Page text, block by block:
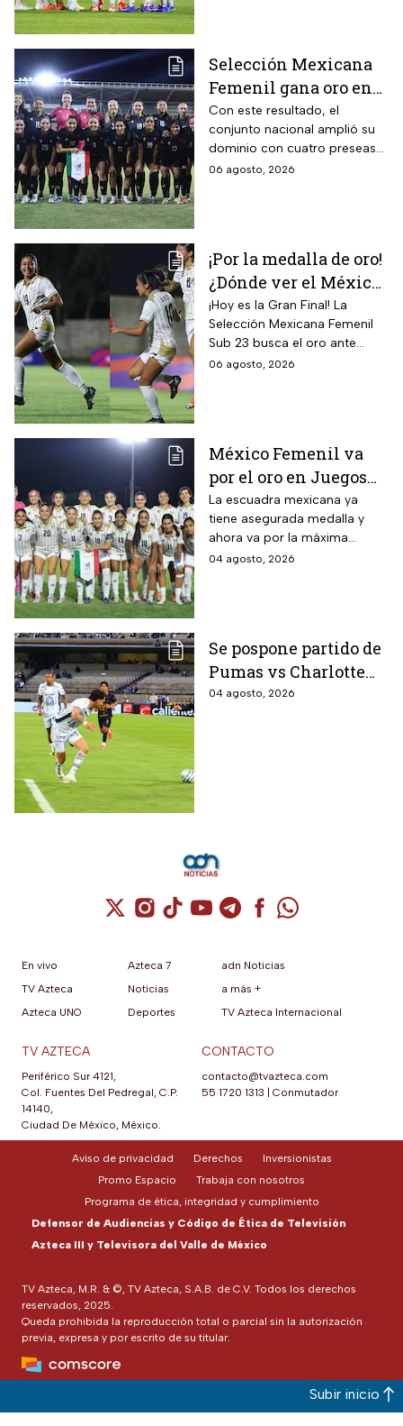
Selección Mexicana
Femenil gana oro en
Juegos
Centroamericanos; el
camino de México a la
gloria
Con este resultado, el
conjunto nacional amplió su
dominio con cuatro preseas
doradas de forma
06 agosto, 2026
¡Por la medalla de oro!
¿Dónde ver el México
vs Colombia Femenil?
Así puedes seguir la
Gran Final EN VIVO
¡Hoy es la Gran Final! La
Selección Mexicana Femenil
Sub 23 busca el oro ante
Colombia en los Juegos
06 agosto, 2026
México Femenil va
por el oro en Juegos
Centroamericanos; ya
conoce a su rival
La escuadra mexicana ya
tiene asegurada medalla y
ahora va por la máxima
presea en los Juegos
04 agosto, 2026
Se pospone partido de
Pumas vs Charlotte
FC en el inicio de la
04 agosto, 2026
Cuenta de X / Twitter (se abre en una
Cuenta de Instagram (se abre en una
Cuenta de TikTok (se abre en
Cuenta de YouTube (se abre
Cuenta de Telegram (se
Cuenta de
Cuenta de
En vivo
TV Azteca
Azteca UNO
Azteca 7
Noticias
Deportes
adn Noticias
a más +
TV Azteca Internacional
TV AZTECA
Periférico Sur 4121,
Col. Fuentes Del Pedregal, C.P.
14140,
Ciudad De México, México.
CONTACTO
contacto@tvazteca.com
55 1720 1313
Conmutador
TV Azteca, M.R. & ©, TV Azteca, S.A.B. de C.V. Todos los derechos
reservados, 2025.
Queda prohibida la reproducción total o parcial sin la autorización
previa, expresa y por escrito de su titular.
Aviso de privacidad Derechos
Inversionistas
Promo Espacio
Trabaja con nosotros
Programa de ética, integridad y cumplimiento
Defensor de Audiencias y Código de Ética de Televisión
Azteca III y Televisora del Valle de México
Subir inicio